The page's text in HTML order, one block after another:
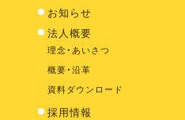
お知らせ
法人概要
理念・あいさつ
概要・沿革
資料ダウンロード
採用情報